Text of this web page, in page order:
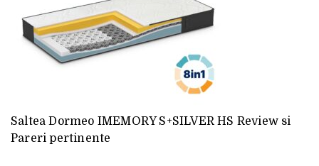
Saltea Dormeo IMEMORY S+SILVER HS Review si
Pareri pertinente